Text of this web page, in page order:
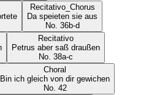
Recitativo_Chorus
Da speieten sie aus
No. 36b-d
Recitativo
Petrus aber saß draußen
No. 38a-c
Choral
Bin ich gleich von dir gewichen
No. 42